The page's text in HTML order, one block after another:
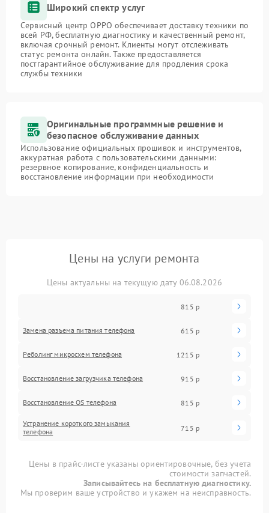
Широкий спектр услуг
Сервисный центр OPPO обеспечивает доставку техники по
всей РФ, бесплатную диагностику и качественный ремонт,
включая срочный ремонт. Клиенты могут отслеживать
статус ремонта онлайн. Также предоставляется
постгарантийное обслуживание для продления срока
службы техники
Оригинальные программные решение и
безопасное обслуживание данных
Использование официальных прошивок и инструментов,
аккуратная работа с пользовательскими данными:
резервное копирование, конфиденциальность и
восстановление информации при необходимости
Цены на услуги ремонта
Цены актуальны на текущую дату 06.08.2026
815 р
Замена разъема питания телефона 615 р
Реболинг микросхем телефона 1215 р
Восстановление загрузчика телефона 915 р
Восстановление OS телефона 815 р
Устранение короткого замыкания
телефона
715 р
Цены в прайс-листе указаны ориентировочные, без учета
стоимости запчастей.
Записывайтесь на бесплатную диагностику.
Мы проверим ваше устройство и укажем на неисправность.